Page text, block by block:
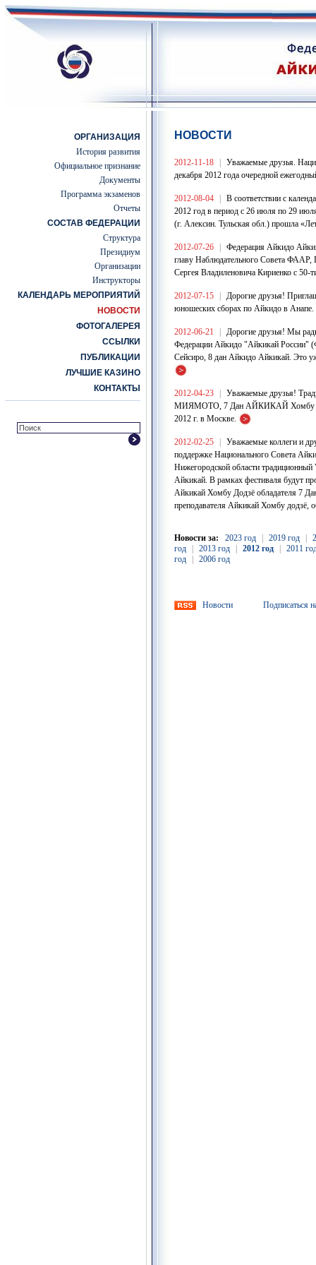
ОРГАНИЗАЦИЯ
История развития
Официальное признание
Документы
Программа экзаменов
Отчеты
СОСТАВ ФЕДЕРАЦИИ
Структура
Президиум
Организации
Инструкторы
КАЛЕНДАРЬ МЕРОПРИЯТИЙ
НОВОСТИ
ФОТОГАЛЕРЕЯ
ССЫЛКИ
ПУБЛИКАЦИИ
ЛУЧШИЕ КАЗИНО
КОНТАКТЫ
НОВОСТИ
2012-11-18
Уважаемые друзья.
декабря 2012 года очередной
2012-08-04
В соответствии с
2012 год в период с 26 июля по 29
(г. Алексин. Тульская обл.) прошла
2012-07-26
Федерация Айкидо
главу Наблюдательного Совета ФААР,
Сергея Владиленовича Кириенко с 50-
2012-07-15
Дорогие друзья!
юношеских сборах по Айкидо в Анапе.
2012-06-21
Дорогие друзья! Мы
Федерации Айкидо "Айкикай России"
Сейсиро, 8 дан Айкидо Айкикай. Это
2012-04-23
Уважаемые друзья!
МИЯМОТО, 7 Дан АЙКИКАЙ Хомбу
2012 г. в Москве.
2012-02-25
Уважаемые коллеги и
поддержке Национального Совета
Нижегородской области
Айкикай. В рамках фестиваля будут
Айкикай Хомбу Додзё обладателя 7
преподавателя Айкикай Хомбу
Новости за: 2023 год 2019 год
год
2013 год 2012 год
2011
год
2006 год
Новости Подписаться